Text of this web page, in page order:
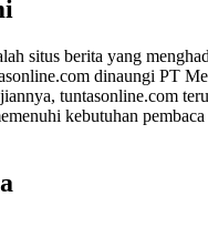
situs berita yang
dinaungi PT
tuntasonline.com
kebutuhan pembaca